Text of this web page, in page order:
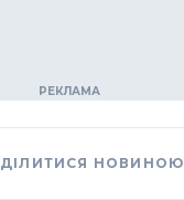
НОВИНОЮ